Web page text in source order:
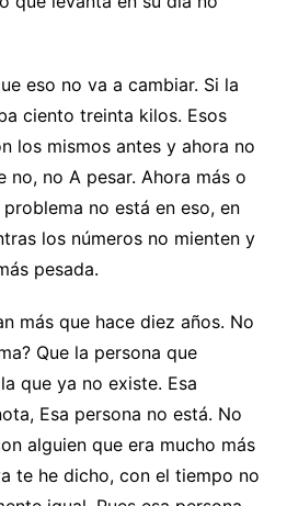
eso no va a cambiar. Si la
ciento treinta kilos. Esos
los mismos antes y ahora no
no, no A pesar. Ahora más o
no está en eso, en
los números no mienten y
pesada.
más que hace diez años. No
Que la persona que
que ya no existe. Esa
Esa persona no está. No
alguien que era mucho más
te he dicho, con el tiempo no